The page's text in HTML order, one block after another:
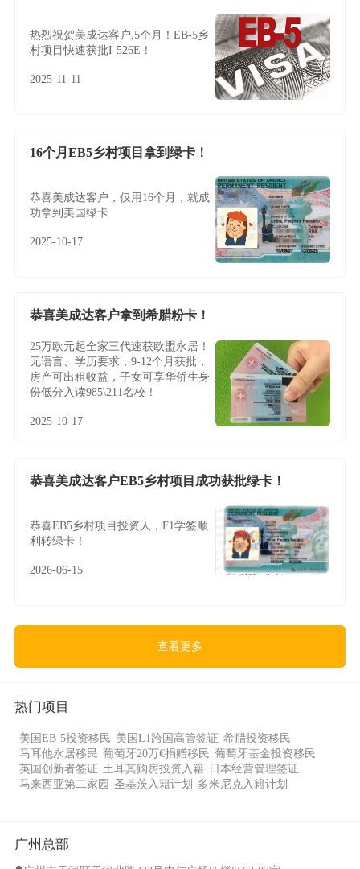
热烈祝贺美成达客户,5个月！EB-5乡
村项目快速获批I-526E！
2025-11-11
16个月EB5乡村项目拿到绿卡！
恭喜美成达客户，仅用16个月，就成
功拿到美国绿卡
2025-10-17
恭喜美成达客户拿到希腊粉卡！
25万欧元起全家三代速获欧盟永居！
无语言、学历要求，9-12个月获批，
房产可出租收益，子女可享华侨生身
份低分入读985\211名校！
2025-10-17
恭喜美成达客户EB5乡村项目成功获批绿卡！
恭喜EB5乡村项目投资人，F1学签顺
利转绿卡！
2026-06-15
查看更多
热门项目
美国EB-5投资移民 美国L1跨国高管签证 希腊投资移民
马耳他永居移民 葡萄牙20万€捐赠移民 葡萄牙基金投资移民
英国创新者签证 土耳其购房投资入籍 日本经营管理签证
马来西亚第二家园 圣基茨入籍计划 多米尼克入籍计划
广州总部